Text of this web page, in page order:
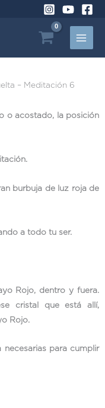
– Meditación 6
o acostado, la posición
burbuja de luz roja de
a todo tu ser.
Rojo, dentro y fuera.
cristal que está allí,
Rojo.
necesarias para cumplir